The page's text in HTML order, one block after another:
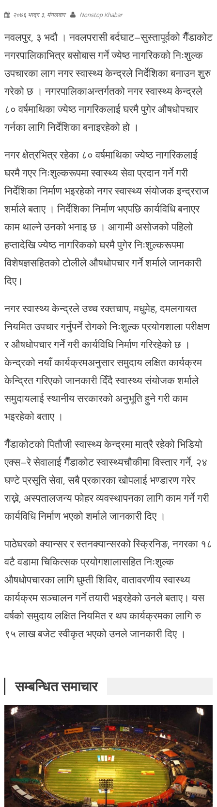
२०७६ भाद्र ३, मंगलवार Nonstop Khabar
नवलपुर, ३ भदौ । नवलपरासी बर्दघाट–सुस्तापूर्वको गैँडाकोट
नगरपालिकाभित्र बसोबास गर्ने ज्येष्ठ नागरिकको निःशुल्क
उपचारका लाग नगर स्वास्थ्य केन्द्रले निर्देशिका बनाउन शुरु
गरेको छ । नगरपालिकाअन्तर्गतको नगर स्वास्थ्य केन्द्रले
८० वर्षमाथिका ज्येष्ठ नागरिकलाई घरमै पुगेर औषधोपचार
गर्नका लागि निर्देशिका बनाइरहेको हो ।
नगर क्षेत्रभित्र रहेका ८० वर्षमाथिका ज्येष्ठ नागरिकलाई
घरमै गएर निःशुल्करूपमा स्वास्थ्य सेवा प्रदान गर्ने गरी
निर्देशिका निर्माण भइरहेको नगर स्वास्थ्य संयोजक इन्द्रराज
शर्माले बताए । निर्देशिका निर्माण भएपछि कार्यविधि बनाएर
काम थाल्ने उनको भनाइ छ । आगामी असोजको पहिलो
हप्तादेखि ज्येष्ठ नागरिकको घरमै पुगेर निःशुल्करूपमा
विशेषज्ञसहितको टोलीले औषधोपचार गर्ने शर्माले जानकारी
दिए।
नगर स्वास्थ्य केन्द्रले उच्च रक्तचाप, मधुमेह, दमलगायत
नियमित उपचार गर्नुपर्ने रोगको निःशुल्क प्रयोगशाला परीक्षण
र औषधोपचार गर्ने गरी कार्यविधि निर्माण गरिरहेको छ ।
केन्द्रको नयाँ कार्यक्रमअनुसार समुदाय लक्षित कार्यक्रम
केन्द्रित गरिएको जानकारी दिँदै स्वास्थ्य संयोजक शर्माले
समुदायलाई स्थानीय सरकारको अनुभूति हुने गरी काम
भइरहेको बताए ।
गैँडाकोटको पितौजी स्वास्थ्य केन्द्रमा मात्रै रहेको भिडियो
एक्स–रे सेवालाई गैँडाकोट स्वास्थ्यचौकीमा विस्तार गर्ने, २४
घण्टे प्रसूति सेवा, सबै प्रकारका खोपलाई भण्डारण गरेर
राख्ने, अस्पतालजन्य फोहर व्यवस्थापनका लागि काम गर्ने गरी
कार्यविधि निर्माण भएको शर्माले जानकारी दिए ।
पाठेघरको क्यान्सर र स्तनक्यान्सरको स्क्रिनिङ, नगरका १८
वटै वडामा चिकित्सक प्रयोगशालासहित निःशुल्क
औषधोपचारका लागि घुम्ती शिविर, वातावरणीय स्वास्थ्य
कार्यक्रम सञ्चालन गर्ने तयारी भइरहेको उनले बताए। यस
वर्षको समुदाय लक्षित नियमित र थप कार्यक्रमका लागि रु
९५ लाख बजेट स्वीकृत भएको उनले जानकारी दिए ।
सम्बन्धित समाचार